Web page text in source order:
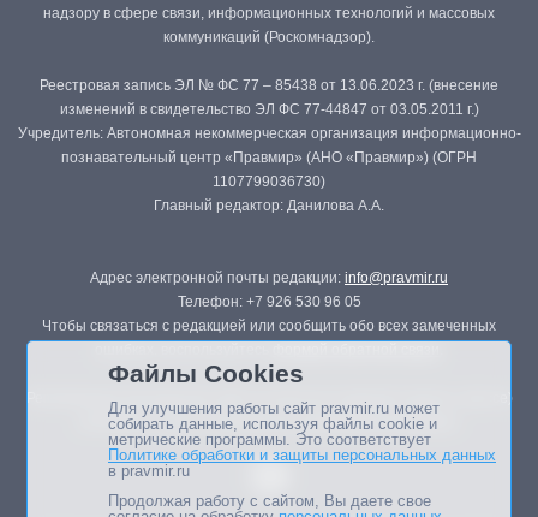
надзору в сфере связи, информационных технологий и массовых
коммуникаций (Роскомнадзор).
Реестровая запись ЭЛ № ФС 77 – 85438 от 13.06.2023 г. (внесение
изменений в свидетельство ЭЛ ФС 77-44847 от 03.05.2011 г.)
Учредитель: Автономная некоммерческая организация информационно-
познавательный центр «Правмир» (АНО «Правмир») (ОГРН
1107799036730)
Главный редактор: Данилова А.А.
Адрес электронной почты редакции: info@pravmir.ru
Телефон: +7 926 530 96 05
Чтобы связаться с редакцией или сообщить обо всех замеченных
Републикация материалов сайта в печатных изданиях (книгах, прессе)
возможна только с письменного разрешения редакции.
Файлы Cookies
Для улучшения работы сайт pravmir.ru может
собирать данные, используя файлы cookie и
метрические программы. Это соответствует
Политике обработки и защиты персональных данных
в pravmir.ru
Продолжая работу с сайтом, Вы даете свое